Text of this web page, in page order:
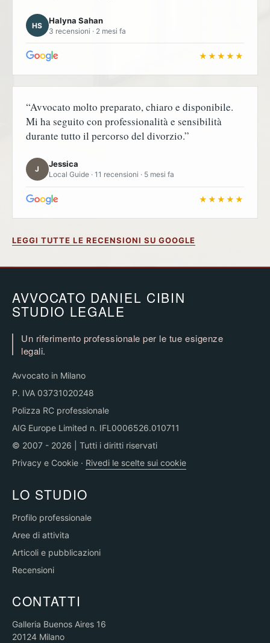
HS
Halyna Sahan
3 recensioni · 2 mesi fa
★★★★★
“Avvocato molto preparato, chiaro e disponibile.
Mi ha seguito con professionalità e sensibilità
durante tutto il percorso del divorzio.”
J
Jessica
Local Guide · 11 recensioni · 5 mesi fa
★★★★★
LEGGI TUTTE LE RECENSIONI SU GOOGLE
AVVOCATO DANIEL CIBIN
STUDIO LEGALE
Un riferimento professionale per le tue esigenze
legali.
Avvocato in Milano
P. IVA 03731020248
Polizza RC professionale
AIG Europe Limited n. IFL0006526.010711
© 2007 - 2026 | Tutti i diritti riservati
Privacy e Cookie · Rivedi le scelte sui cookie
LO STUDIO
Profilo professionale
Aree di attivita
Articoli e pubblicazioni
Recensioni
CONTATTI
Galleria Buenos Aires 16
20124 Milano